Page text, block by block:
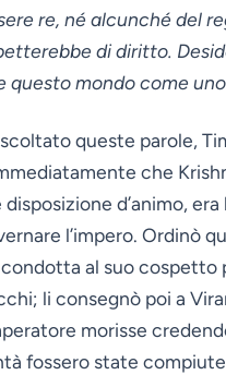
re, né alcunché del
di diritto.
questo mondo come
queste parole,
che
d’animo, era
l’impero. Ordinò
al suo cospetto
li consegnò poi a
morisse
fossero state